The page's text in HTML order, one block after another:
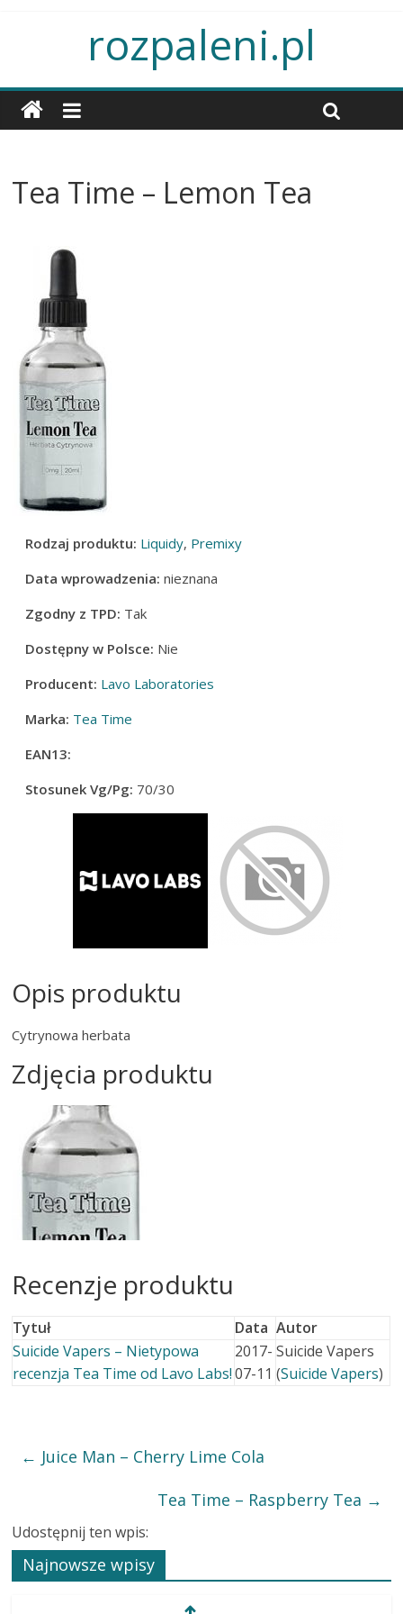
rozpaleni.pl
Tea Time – Lemon Tea
Rodzaj produktu: Liquidy, Premixy
Data wprowadzenia:nieznana
Zgodny z TPD: Tak
Dostępny w Polsce: Nie
Producent: Lavo Laboratories
Marka: Tea Time
EAN13:
Stosunek Vg/Pg: 70/30
Opis produktu
Cytrynowa herbata
Zdjęcia produktu
Recenzje produktu
Tytuł Data Autor
Suicide Vapers – Nietypowa
recenzja Tea Time od Lavo Labs!
2017-
07-11
Suicide Vapers
(Suicide Vapers)
← Juice Man – Cherry Lime Cola
Tea Time – Raspberry Tea →
Udostępnij ten wpis:
Najnowsze wpisy